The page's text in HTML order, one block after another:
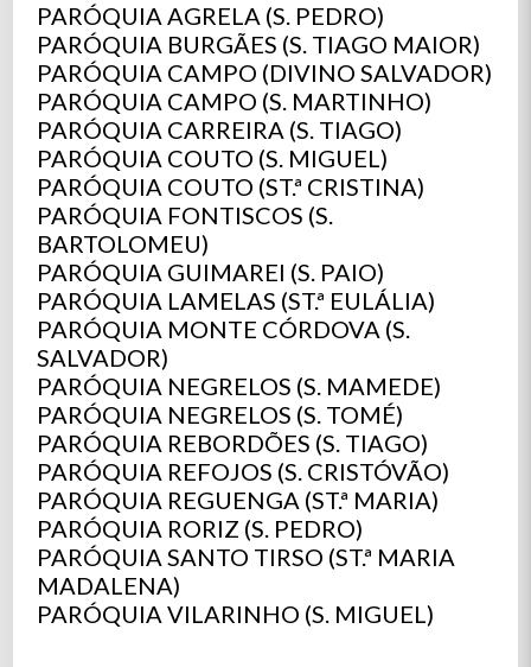
PARÓQUIA AGRELA (S. PEDRO)
PARÓQUIA BURGÃES (S. TIAGO MAIOR)
PARÓQUIA CAMPO (DIVINO SALVADOR)
PARÓQUIA CAMPO (S. MARTINHO)
PARÓQUIA CARREIRA (S. TIAGO)
PARÓQUIA COUTO (S. MIGUEL)
PARÓQUIA COUTO (ST.ª CRISTINA)
PARÓQUIA FONTISCOS (S.
BARTOLOMEU)
PARÓQUIA GUIMAREI (S. PAIO)
PARÓQUIA LAMELAS (ST.ª EULÁLIA)
PARÓQUIA MONTE CÓRDOVA (S.
SALVADOR)
PARÓQUIA NEGRELOS (S. MAMEDE)
PARÓQUIA NEGRELOS (S. TOMÉ)
PARÓQUIA REBORDÕES (S. TIAGO)
PARÓQUIA REFOJOS (S. CRISTÓVÃO)
PARÓQUIA REGUENGA (ST.ª MARIA)
PARÓQUIA RORIZ (S. PEDRO)
PARÓQUIA SANTO TIRSO (ST.ª MARIA
MADALENA)
PARÓQUIA VILARINHO (S. MIGUEL)